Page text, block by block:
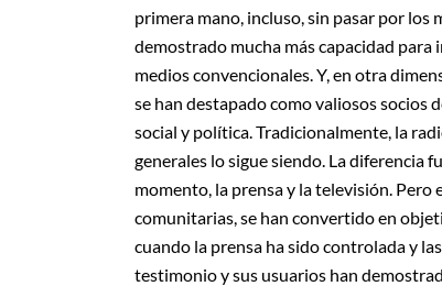
primera mano, incluso, sin pasar por los
demostrado mucha más capacidad
medios convencionales. Y, en otra
se han destapado como valiosos socios
social y política. Tradicionalmente, la
generales lo sigue siendo. La diferencia
momento, la prensa y la televisión. Pero
comunitarias, se han convertido en
cuando la prensa ha sido controlada y
testimonio y sus usuarios han